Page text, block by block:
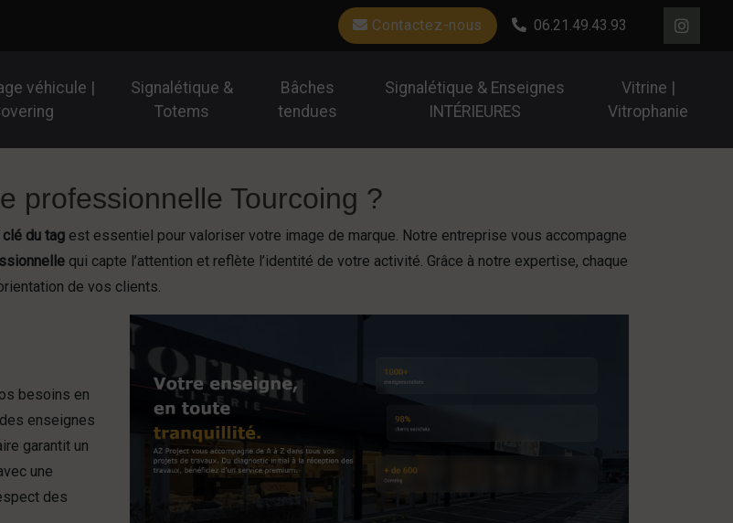
Contactez-nous 06.21.49.43.93
véhicule |
Signalétique &
Totems
Bâches
tendues
Signalétique & Enseignes
INTÉRIEURES
Vitrine |
Vitrophanie
professionnelle Tourcoing ?
du tag est essentiel pour valoriser votre image de marque. Notre entreprise vous accompagne
qui capte l’attention et reflète l’identité de votre activité. Grâce à notre expertise, chaque
de vos clients.
besoins en
enseignes
garantit un
une
des